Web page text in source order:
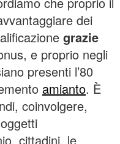
dei
grazie
e proprio negli
presenti l’80
amianto. È
coinvolgere,
cittadini, le